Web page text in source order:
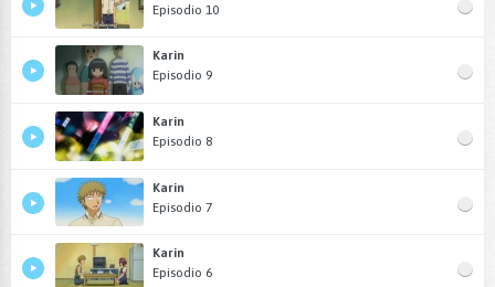
Episodio 10
Karin
Episodio 9
Karin
Episodio 8
Karin
Episodio 7
Karin
Episodio 6